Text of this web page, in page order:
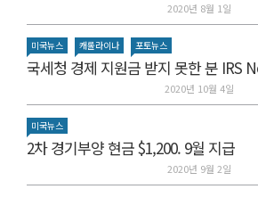
2020년 8월 1일
미국뉴스 캐롤라이나 포토뉴스
국세청 경제 지원금 받지 못한 분 IRS
2020년 10월 4일
미국뉴스
2차 경기부양 현금 $1,200. 9월 지급
2020년 9월 2일